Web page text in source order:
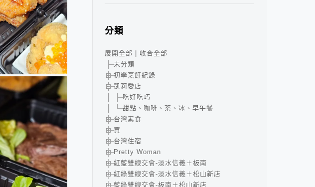
分類
展開全部
收合全部
未分類
初學烹飪紀錄
凱莉愛店
吃好吃巧
甜點、咖啡、茶、冰、早午餐
台灣素食
買
台灣住宿
Pretty Woman
紅藍雙線交會-淡水信義＋板南
紅綠雙線交會-淡水信義＋松山新店
藍綠雙線交會-板南＋松山新店